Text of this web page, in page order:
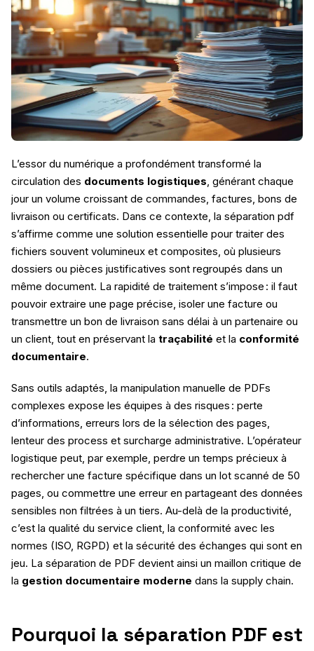
L’essor du numérique a profondément transformé la
circulation des documents logistiques , générant chaque
jour un volume croissant de commandes, factures, bons de
livraison ou certificats. Dans ce contexte, la séparation pdf
s’affirme comme une solution essentielle pour traiter des
fichiers souvent volumineux et composites, où plusieurs
dossiers ou pièces justificatives sont regroupés dans un
même document. La rapidité de traitement s’impose : il faut
pouvoir extraire une page précise, isoler une facture ou
transmettre un bon de livraison sans délai à un partenaire ou
un client, tout en préservant la traçabilité et la conformité
documentaire.
Sans outils adaptés, la manipulation manuelle de PDFs
complexes expose les équipes à des risques : perte
d’informations, erreurs lors de la sélection des pages,
lenteur des process et surcharge administrative. L’opérateur
logistique peut, par exemple, perdre un temps précieux à
rechercher une facture spécifique dans un lot scanné de 50
pages, ou commettre une erreur en partageant des données
sensibles non filtrées à un tiers. Au-delà de la productivité,
c’est la qualité du service client, la conformité avec les
normes (ISO, RGPD) et la sécurité des échanges qui sont en
jeu. La séparation de PDF devient ainsi un maillon critique de
la gestion documentaire moderne dans la supply chain.
Pourquoi la séparation PDF est